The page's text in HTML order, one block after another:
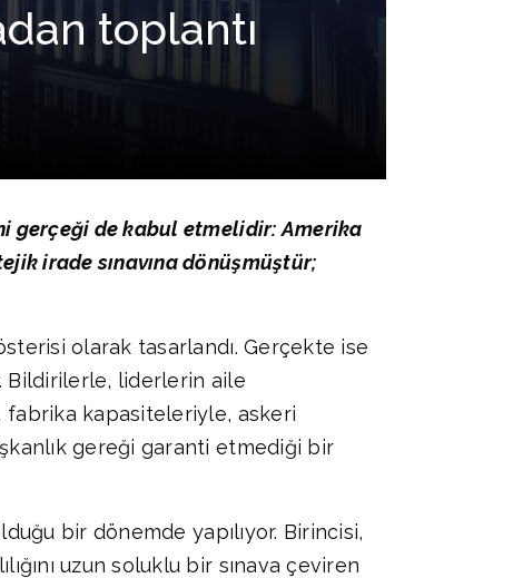
toplantı
gerçeği de kabul etmelidir: Amerika
irade sınavına dönüşmüştür;
olarak tasarlandı. Gerçekte ise
Bildirilerle, liderlerin aile
kapasiteleriyle, askeri
gereği garanti etmediği bir
bir dönemde yapılıyor. Birincisi,
uzun soluklu bir sınava çeviren